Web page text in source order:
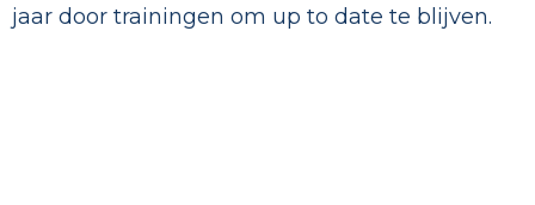
jaar door trainingen om up to date te blijven.